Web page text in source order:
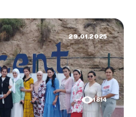
29.01.2025
1814